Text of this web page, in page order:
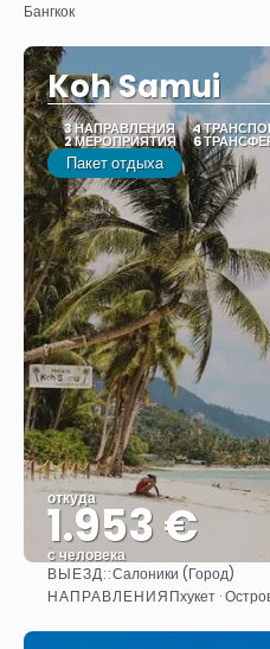
Бангкок
Koh Samui
3 НАПРАВЛЕНИЯ 4
2 МЕРОПРИЯТИЯ 6
Пакет отдыха
откуда
1.953 €
с человека
ВЫЕЗД::Салоники (Город)
НАПРАВЛЕНИЯПхукет ·